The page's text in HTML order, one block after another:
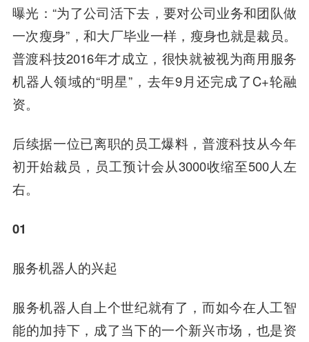
曝光：“为了公司活下去，要对公司业务和团队做
一次瘦身”，和大厂毕业一样，瘦身也就是裁员。
普渡科技2016年才成立，很快就被视为商用服务
机器人领域的“明星”，去年9月还完成了C+轮融
资。
后续据一位已离职的员工爆料，普渡科技从今年
初开始裁员，员工预计会从3000收缩至500人左
右。
01
服务机器人的兴起
服务机器人自上个世纪就有了，而如今在人工智
能的加持下，成了当下的一个新兴市场，也是资